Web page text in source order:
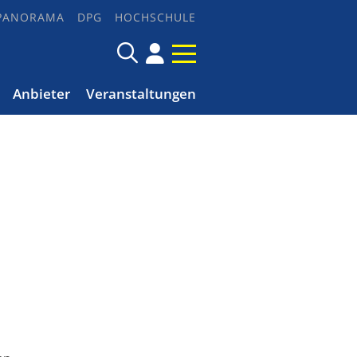
DPG HOCHSCHULE
Anbieter Veranstaltungen